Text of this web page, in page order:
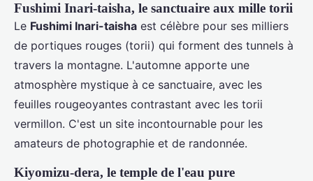
Fushimi Inari-taisha, le sanctuaire aux mille torii
Le Fushimi Inari-taisha est célèbre pour ses milliers
de portiques rouges (torii) qui forment des tunnels à
travers la montagne. L'automne apporte une
atmosphère mystique à ce sanctuaire, avec les
feuilles rougeoyantes contrastant avec les torii
vermillon. C'est un site incontournable pour les
amateurs de photographie et de randonnée.
Kiyomizu-dera, le temple de l'eau pure